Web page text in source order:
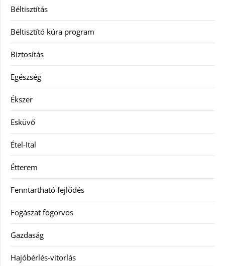
Béltisztítás
Béltisztító kúra program
Biztosítás
Egészség
Ékszer
Esküvő
Étel-Ital
Étterem
Fenntartható fejlődés
Fogászat fogorvos
Gazdaság
Hajóbérlés-vitorlás